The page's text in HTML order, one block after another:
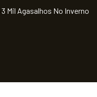
Mil Agasalhos No Inverno